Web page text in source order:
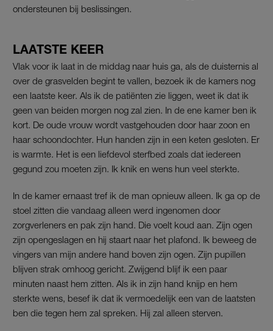
ondersteunen bij beslissingen.
LAATSTE KEER
Vlak voor ik laat in de middag naar huis ga, als de duisternis al
over de grasvelden begint te vallen, bezoek ik de kamers nog
een laatste keer. Als ik de patiënten zie liggen, weet ik dat ik
geen van beiden morgen nog zal zien. In de ene kamer ben ik
kort. De oude vrouw wordt vastgehouden door haar zoon en
haar schoondochter. Hun handen zijn in een keten gesloten. Er
is warmte. Het is een liefdevol sterfbed zoals dat iedereen
gegund zou moeten zijn. Ik knik en wens hun veel sterkte.
In de kamer ernaast tref ik de man opnieuw alleen. Ik ga op de
stoel zitten die vandaag alleen werd ingenomen door
zorgverleners en pak zijn hand. Die voelt koud aan. Zijn ogen
zijn opengeslagen en hij staart naar het plafond. Ik beweeg de
vingers van mijn andere hand boven zijn ogen. Zijn pupillen
blijven strak omhoog gericht. Zwijgend blijf ik een paar
minuten naast hem zitten. Als ik in zijn hand knijp en hem
sterkte wens, besef ik dat ik vermoedelijk een van de laatsten
ben die tegen hem zal spreken. Hij zal alleen sterven.